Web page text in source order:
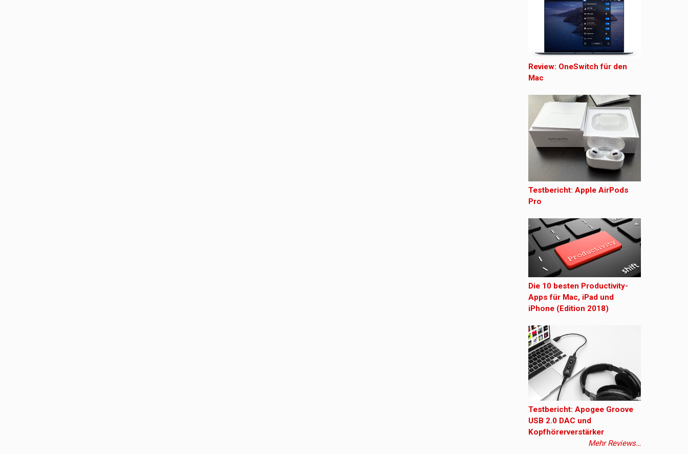
Review: OneSwitch für den
Mac
Testbericht: Apple AirPods
Pro
Die 10 besten Productivity-
Apps für Mac, iPad und
iPhone (Edition 2018)
Testbericht: Apogee Groove
USB 2.0 DAC und
Kopfhörerverstärker
Mehr Reviews…